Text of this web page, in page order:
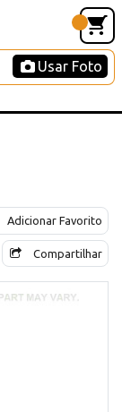
Usar Foto
Adicionar Favorito
Compartilhar